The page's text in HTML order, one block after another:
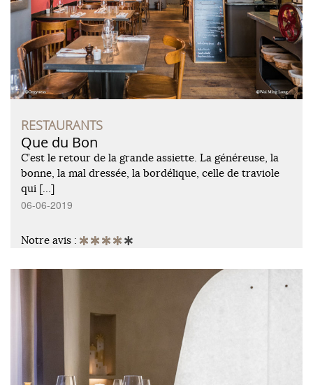
RESTAURANTS
Que du Bon
C’est le retour de la grande assiette. La généreuse, la
bonne, la mal dressée, la bordélique, celle de traviole
qui […]
06-06-2019
Notre avis :